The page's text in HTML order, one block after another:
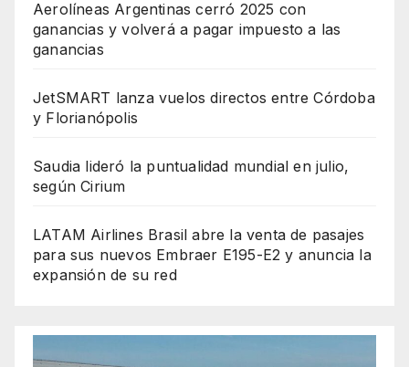
Aerolíneas Argentinas cerró 2025 con
ganancias y volverá a pagar impuesto a las
ganancias
JetSMART lanza vuelos directos entre Córdoba
y Florianópolis
Saudia lideró la puntualidad mundial en julio,
según Cirium
LATAM Airlines Brasil abre la venta de pasajes
para sus nuevos Embraer E195-E2 y anuncia la
expansión de su red